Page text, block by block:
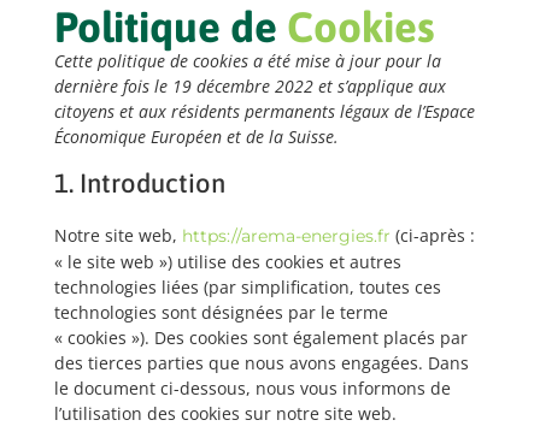
Politique de Cookies
Cette politique de cookies a été mise à jour pour la
dernière fois le 19 décembre 2022 et s’applique aux
citoyens et aux résidents permanents légaux de l’Espace
Économique Européen et de la Suisse.
1. Introduction
Notre site web, https://arema-energies.fr (ci-après :
« le site web ») utilise des cookies et autres
technologies liées (par simplification, toutes ces
technologies sont désignées par le terme
« cookies »). Des cookies sont également placés par
des tierces parties que nous avons engagées. Dans
le document ci-dessous, nous vous informons de
l’utilisation des cookies sur notre site web.